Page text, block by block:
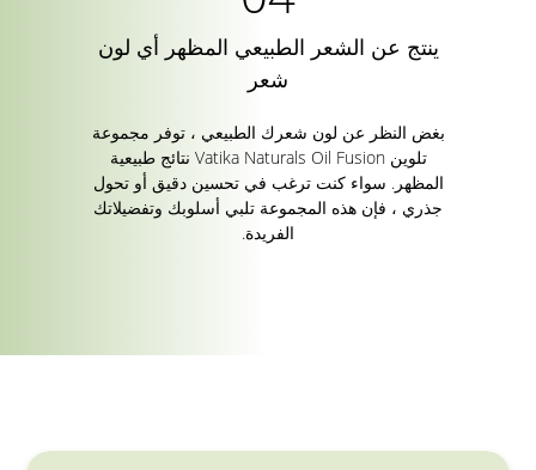
ينتج عن الشعر الطبيعي المظهر أي لون
شعر
بغض النظر عن لون شعرك الطبيعي ، توفر مجموعة
تلوين Vatika Naturals Oil Fusion نتائج طبيعية
المظهر. سواء كنت ترغب في تحسين دقيق أو تحول
جذري ، فإن هذه المجموعة تلبي أسلوبك وتفضيلاتك
الفريدة.